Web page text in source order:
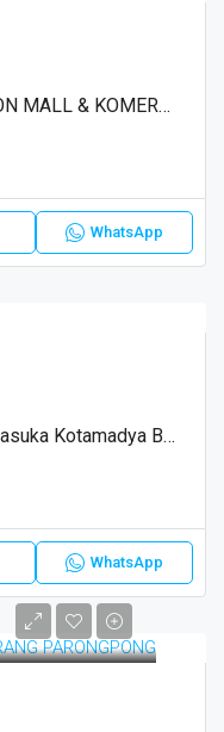
Jual Cepat DEKAT SUMMARECON MALL & KOMERSIL AREAFlora Summarecon Bandung
WhatsApp
Dijual CepatRuko Tiga Pintu Padasuka Kotamadya Bandung
WhatsApp